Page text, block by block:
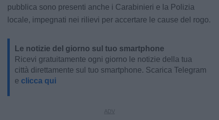
pubblica sono presenti anche i Carabinieri e la Polizia
locale, impegnati nei rilievi per accertare le cause del rogo.
Le notizie del giorno sul tuo smartphone
Ricevi gratuitamente ogni giorno le notizie della tua
città direttamente sul tuo smartphone. Scarica Telegram
e clicca qui